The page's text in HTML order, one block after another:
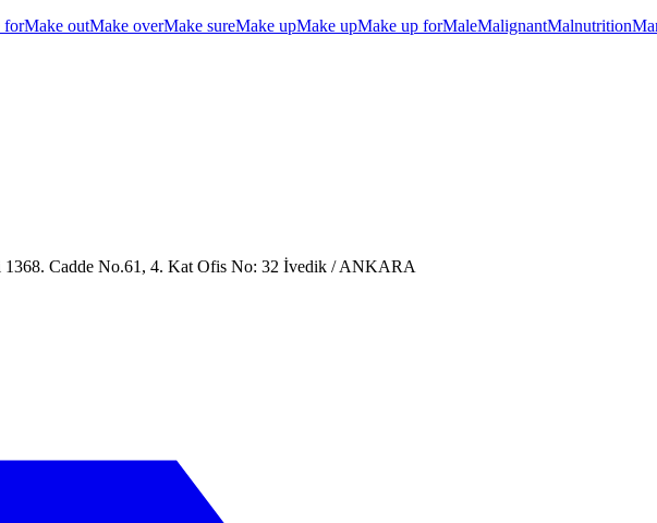
forMake outMake overMake sureMake upMake upMake up forMaleMalignantMalnutrition
1368. Cadde No.61, 4. Kat Ofis No: 32 İvedik / ANKARA